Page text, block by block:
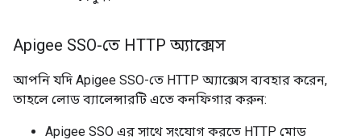
Apigee SSO-তে HTTP অ্যাক্সেস
আপনি যদি Apigee SSO-তে HTTP অ্যাক্সেস ব্যবহার করেন,
তাহলে লোড ব্যালেন্সারটি এতে কনফিগার করুন:
Apigee SSO এর সাথে সংযোগ করতে HTTP মোড